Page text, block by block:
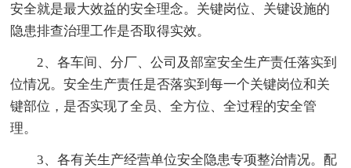
安全就是最大效益的安全理念。关键岗位、关键设施的
隐患排查治理工作是否取得实效。
2、各车间、分厂、公司及部室安全生产责任落实到
位情况。安全生产责任是否落实到每一个关键岗位和关
键部位，是否实现了全员、全方位、全过程的安全管
理。
3、各有关生产经营单位安全隐患专项整治情况。配